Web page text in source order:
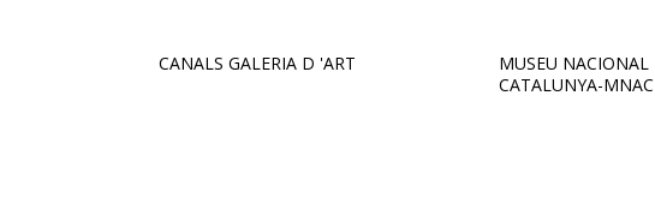
CANALS GALERIA D 'ART
MUSEU NACIONAL
CATALUNYA-MNAC